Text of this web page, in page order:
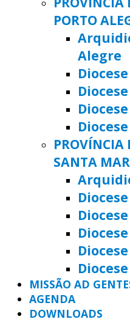
PORTO
Alegre
PROVÍNCIA
SANTA
MISSÃO AD
AGENDA
DOWNLOADS